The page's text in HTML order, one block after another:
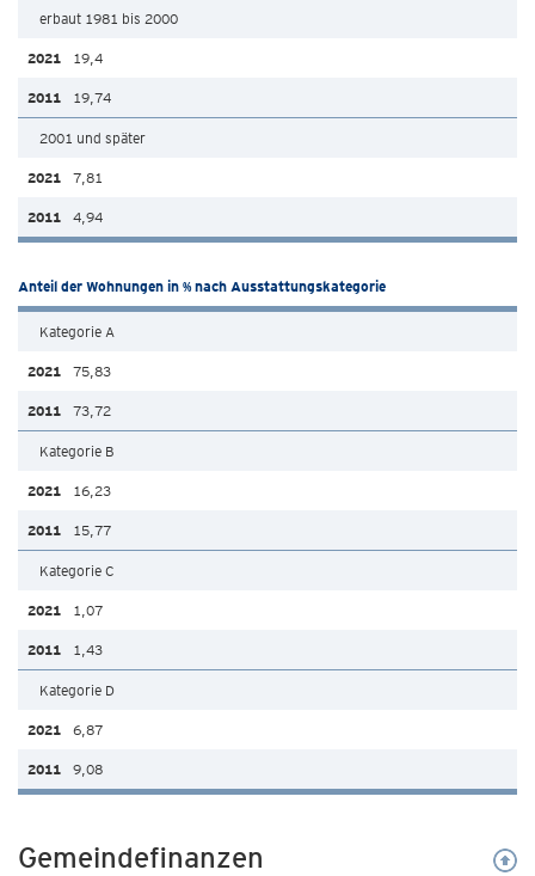
erbaut 1981 bis 2000
19,4
19,74
2001 und später
7,81
4,94
Anteil der Wohnungen in % nach Ausstattungskategorie
Kategorie A
75,83
73,72
Kategorie B
16,23
15,77
Kategorie C
1,07
1,43
Kategorie D
6,87
9,08
Gemeindefinanzen